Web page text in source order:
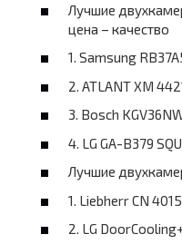
Лучшие
цена – качество
1. Samsung
2. ATLANT ХМ
3. Bosch
4. LG GA-B379
Лучшие
1. Liebherr CN 4015
2. LG